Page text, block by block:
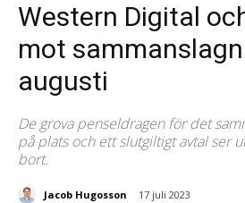
Western Digital
mot
augusti
De grova penseldragen för det
på plats och ett slutgiltigt avtal ser
bort.
Jacob Hugosson 17 juli 2023